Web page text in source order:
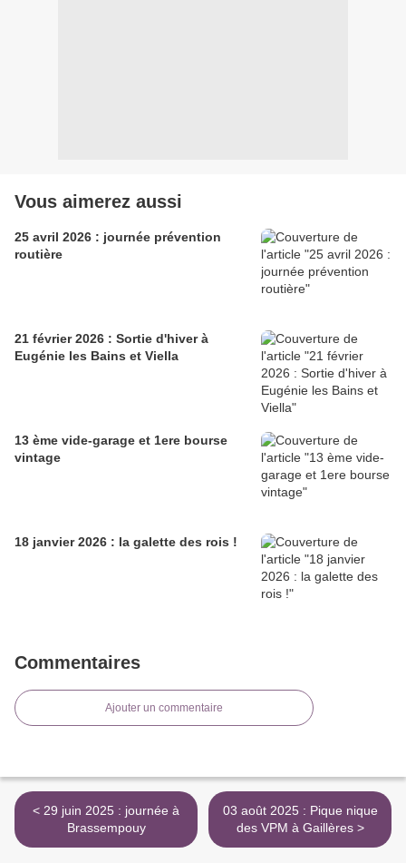
Vous aimerez aussi
25 avril 2026 : journée prévention
routière
21 février 2026 : Sortie d'hiver à
Eugénie les Bains et Viella
13 ème vide-garage et 1ere bourse
vintage
18 janvier 2026 : la galette des rois !
Commentaires
Ajouter un commentaire
< 29 juin 2025 : journée à
Brassempouy
03 août 2025 : Pique nique
des VPM à Gaillères >